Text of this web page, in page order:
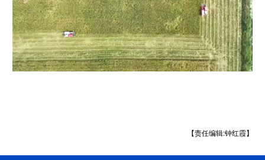
【责任编辑:钟红霞】